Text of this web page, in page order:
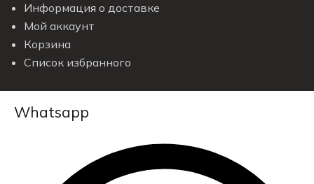
Информация о доставке
Мой аккаунт
Корзина
Список избранного
Whatsapp